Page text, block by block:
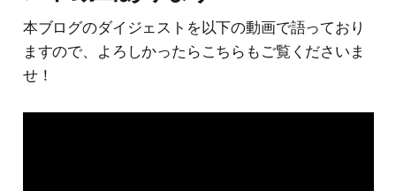
本ブログのダイジェストを以下の動画で語っており
ますので、よろしかったらこちらもご覧くださいま
せ！